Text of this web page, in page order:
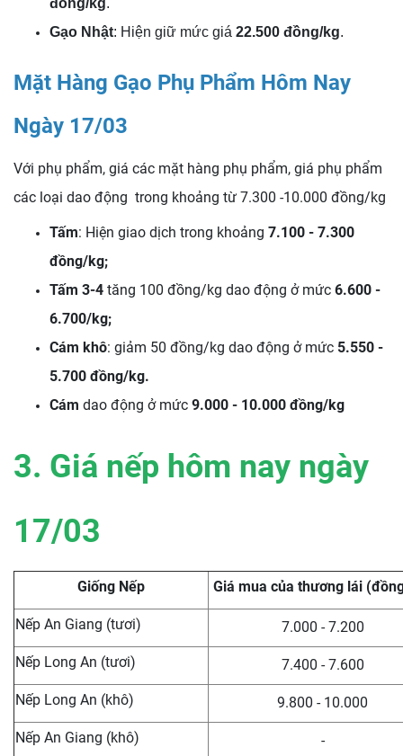
đồng/kg .
Gạo Nhật: Hiện giữ mức giá 22.500 đồng/kg.
Mặt Hàng Gạo Phụ Phẩm Hôm Nay
Ngày 17/03
Với phụ phẩm, giá các mặt hàng phụ phẩm, giá phụ phẩm
các loại dao động trong khoảng từ 7.300 -10.000 đồng/kg
Tấm: Hiện giao dịch trong khoảng 7.100 - 7.300
đồng/kg;
Tấm 3-4 tăng 100 đồng/kg dao động ở mức 6.600 -
6.700/kg;
Cám khô: giảm 50 đồng/kg dao động ở mức 5.550 -
5.700 đồng/kg.
Cám dao động ở mức 9.000 - 10.000 đồng/kg
3. Giá nếp hôm nay ngày
17/03
Giống Nếp Giá mua của thương lái
Nếp An Giang (tươi) 7.000 - 7.200
Nếp Long An (tươi) 7.400 - 7.600
Nếp Long An (khô) 9.800 - 10.000
Nếp An Giang (khô)
-